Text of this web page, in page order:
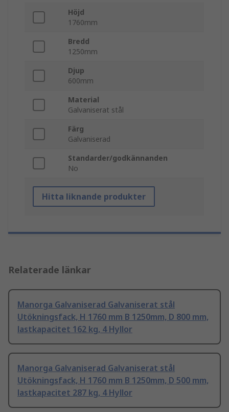
Höjd
1760mm
Bredd
1250mm
Djup
600mm
Material
Galvaniserat stål
Färg
Galvaniserad
Standarder/godkännanden
No
Hitta liknande produkter
Relaterade länkar
Manorga Galvaniserad Galvaniserat stål
Utökningsfack, H 1760 mm B 1250mm, D 800 mm,
lastkapacitet 162 kg, 4 Hyllor
Manorga Galvaniserad Galvaniserat stål
Utökningsfack, H 1760 mm B 1250mm, D 500 mm,
lastkapacitet 287 kg, 4 Hyllor